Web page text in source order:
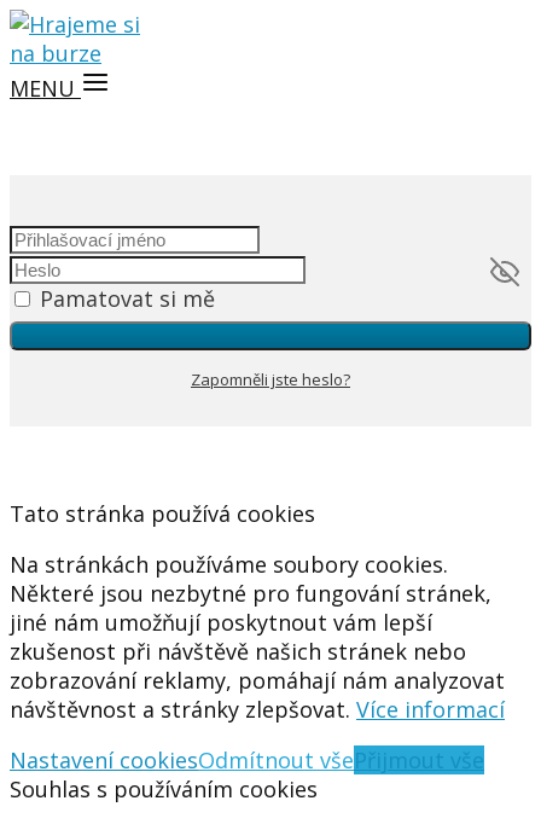
MENU
Pamatovat si mě
Zapomněli jste heslo?
Tato stránka používá cookies
Na stránkách používáme soubory cookies.
Některé jsou nezbytné pro fungování stránek,
jiné nám umožňují poskytnout vám lepší
zkušenost při návštěvě našich stránek nebo
zobrazování reklamy, pomáhají nám analyzovat
návštěvnost a stránky zlepšovat. Více informací
Nastavení cookiesOdmítnout všePřijmout vše
Souhlas s používáním cookies